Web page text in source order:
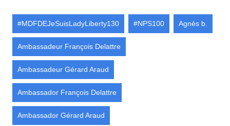
#MDFDEJeSuisLadyLiberty130 #NPS100 Agnès b.
Ambassadeur François Delattre
Ambassadeur Gérard Araud
Ambassador François Delattre
Ambassador Gérard Araud